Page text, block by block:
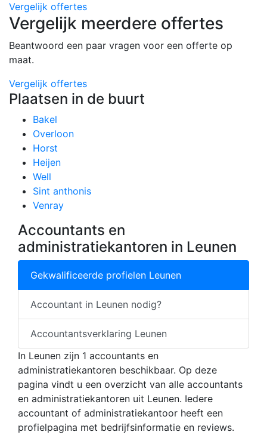
Vergelijk offertes
Vergelijk meerdere offertes
Beantwoord een paar vragen voor een offerte op
maat.
Vergelijk offertes
Plaatsen in de buurt
Bakel
Overloon
Horst
Heijen
Well
Sint anthonis
Venray
Accountants en
administratiekantoren in Leunen
Gekwalificeerde profielen Leunen
Accountant in Leunen nodig?
Accountantsverklaring Leunen
In Leunen zijn 1 accountants en
administratiekantoren beschikbaar. Op deze
pagina vindt u een overzicht van alle accountants
en administratiekantoren uit Leunen. Iedere
accountant of administratiekantoor heeft een
profielpagina met bedrijfsinformatie en reviews.